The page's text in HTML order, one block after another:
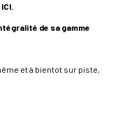
ICI.
de sa gamme
et à bientot sur piste,